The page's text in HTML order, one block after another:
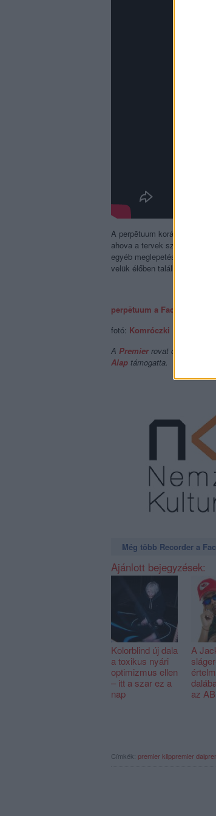
A perpētuum korábban a
ahova a tervek szerint még
egyéb meglepetésekkel is
velük élőben találkozni.
perpētuum a Facebookon
fotó: Komróczki Dia
A Premierrovat cikkeinek
Alap támogatta.
Még több Recorder a
Ajánlott bejegyzések:
Kolorblind új dala
a toxikus nyári
optimizmus ellen
– itt a szar ez a
nap
A
az
Címkék: premier klippremier